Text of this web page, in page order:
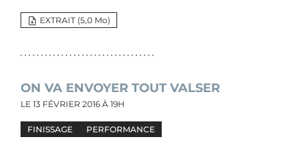
EXTRAIT (5,0 Mo)
ON VA ENVOYER TOUT VALSER
LE 13 FÉVRIER 2016 À 19H
FINISSAGE PERFORMANCE